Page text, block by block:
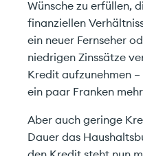
Wünsche zu erfüllen,
finanziellen
ein neuer Fernseher
niedrigen Zinssätze
Kredit aufzunehmen –
ein paar Franken
Aber auch geringe
Dauer das